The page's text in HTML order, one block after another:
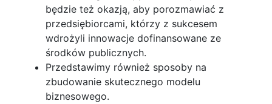
będzie też okazją, aby porozmawiać z
przedsiębiorcami, którzy z sukcesem
wdrożyli innowacje dofinansowane ze
środków publicznych.
Przedstawimy również sposoby na
zbudowanie skutecznego modelu
biznesowego.